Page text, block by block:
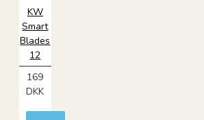
KW
Smart
Blades
12
169
DKK